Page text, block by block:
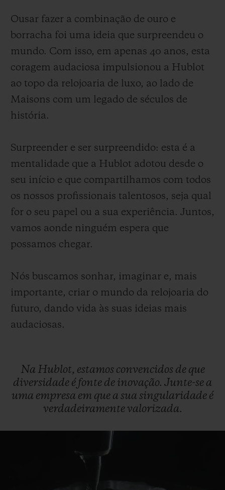
Ousar fazer a combinação de ouro e
borracha foi uma ideia que surpreendeu o
mundo. Com isso, em apenas 40 anos, esta
coragem audaciosa impulsionou a Hublot
ao topo da relojoaria de luxo, ao lado de
Maisons com um legado de séculos de
história.
Surpreender e ser surpreendido: esta é a
mentalidade que a Hublot adotou desde o
seu início e que compartilhamos com todos
os nossos profissionais talentosos, seja qual
for o seu papel ou a sua experiência. Juntos,
vamos aonde ninguém espera que
possamos chegar.
Nós buscamos sonhar, imaginar e, mais
importante, criar o mundo da relojoaria do
futuro, dando vida às suas ideias mais
audaciosas.
Na Hublot, estamos convencidos de que
diversidade é fonte de inovação. Junte-se a
uma empresa em que a sua singularidade é
verdadeiramentevalorizada.
CONTATO
ENCONTRAR UMA